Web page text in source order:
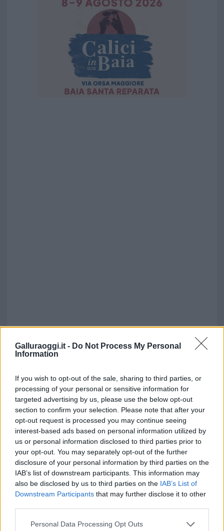
Galluraoggi.it - Do Not Process My Personal
Information
If you wish to opt-out of the sale, sharing to third parties, or
processing of your personal or sensitive information for
targeted advertising by us, please use the below opt-out
section to confirm your selection. Please note that after your
opt-out request is processed you may continue seeing
interest-based ads based on personal information utilized by
us or personal information disclosed to third parties prior to
your opt-out. You may separately opt-out of the further
disclosure of your personal information by third parties on the
IAB’s list of downstream participants. This information may
also be disclosed by us to third parties on the IAB’s List of
Downstream Participants that may further disclose it to other
Please note that this website/app uses one or more Google
Personal Data Processing Opt Outs